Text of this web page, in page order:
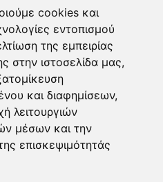
cookies και
εντοπισμού
της εμπειρίας
στην ιστοσελίδα μας,
και διαφημίσεων,
λειτουργιών
μέσων και την
επισκεψιμότητάς